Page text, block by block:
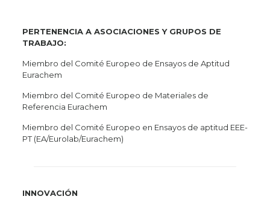
PERTENENCIA A ASOCIACIONES Y GRUPOS DE
TRABAJO:
Miembro del Comité Europeo de Ensayos de Aptitud
Eurachem
Miembro del Comité Europeo de Materiales de
Referencia Eurachem
Miembro del Comité Europeo en Ensayos de aptitud EEE-
PT (EA/Eurolab/Eurachem)
INNOVACIÓN